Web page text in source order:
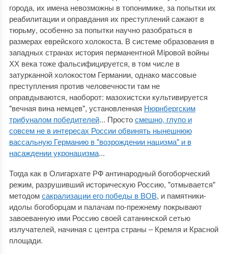
города, их имена невозможны в топонимике, за попытки их
реабилитации и оправдания их преступлений сажают в
тюрьму, особенно за попытки научно разобраться в
размерах еврейского холокоста. В системе образования в
западных странах история перманентной Мiровой войны
ХХ века тоже фальсифицируется, в том числе в
затурканной холокостом Германии, однако массовые
преступления против человечности там не
оправдываются, наоборот: мазохистски культивируется
"вечная вина немцев", установленная Нюрнбергским
трибуналом победителей... Простосмешно, глупо и
совсем не в интересах России обвинять нынешнюю
вассальную Германию в "возрождении нацизма" и в
насаждении укронацизма...
Тогда как в Олигархате РФ антинародный богоборческий
режим, разрушивший историческую Россию, "отмывается"
методомсакрализации его победы в ВОВ, и памятники-
идолы богоборцам и палачам по-прежнему покрывают
завоеванную ими Россию своей сатанинской сетью
излучателей, начиная с центра страны ­‒ Кремля и Красной
площади.